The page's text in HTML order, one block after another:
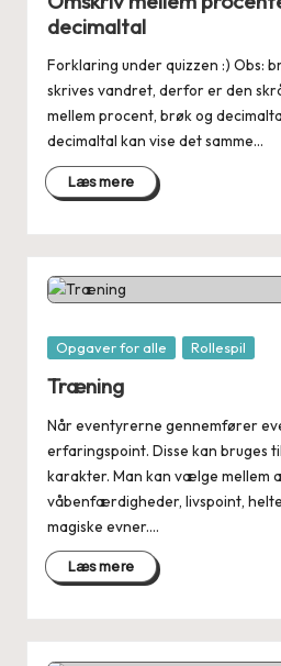
decimaltal
Forklaring under quizzen :) Obs:
skrives vandret, derfor er den
mellem procent, brøk og
decimaltal kan vise det samme…
Læs mere
Posted
Opgaver for alle Rollespil
Træning
Når eventyrerne gennemfører
erfaringspoint. Disse kan bruges
karakter. Man kan vælge mellem
våbenfærdigheder, livspoint,
magiske evner.…
Læs mere